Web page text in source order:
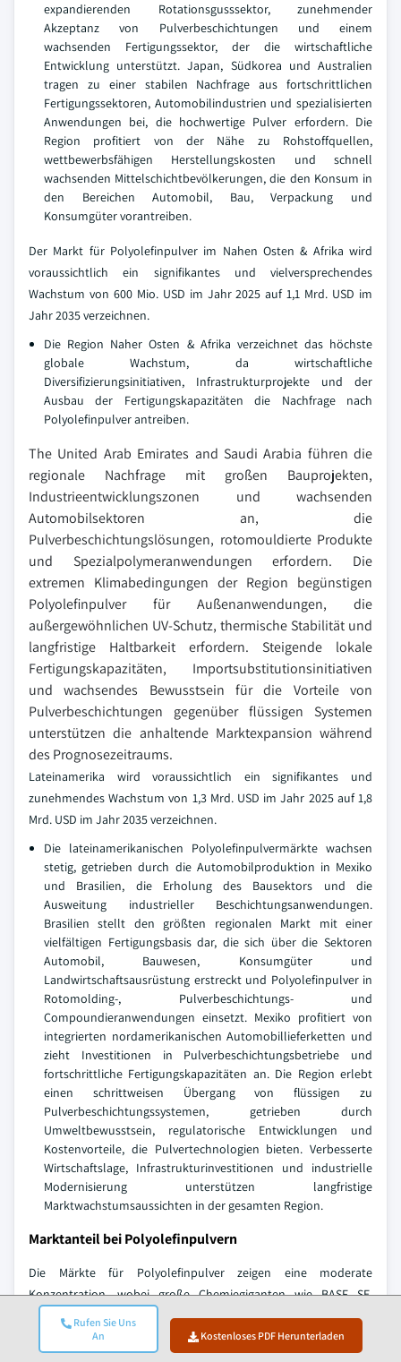
Rufen Sie Uns
An
Kostenloses PDF Herunterladen
expandierenden Rotationsgusssektor, zunehmender
Akzeptanz von Pulverbeschichtungen und einem
wachsenden Fertigungssektor, der die wirtschaftliche
Entwicklung unterstützt. Japan, Südkorea und Australien
tragen zu einer stabilen Nachfrage aus fortschrittlichen
Fertigungssektoren, Automobilindustrien und spezialisierten
Anwendungen bei, die hochwertige Pulver erfordern. Die
Region profitiert von der Nähe zu Rohstoffquellen,
wettbewerbsfähigen Herstellungskosten und schnell
wachsenden Mittelschichtbevölkerungen, die den Konsum in
den Bereichen Automobil, Bau, Verpackung und
Konsumgüter vorantreiben.
Der Markt für Polyolefinpulver im Nahen Osten & Afrika wird
voraussichtlich ein signifikantes und vielversprechendes
Wachstum von 600 Mio. USD im Jahr 2025 auf 1,1 Mrd. USD im
Jahr 2035 verzeichnen.
Die Region Naher Osten & Afrika verzeichnet das höchste
globale Wachstum, da wirtschaftliche
Diversifizierungsinitiativen, Infrastrukturprojekte und der
Ausbau der Fertigungskapazitäten die Nachfrage nach
Polyolefinpulver antreiben.
The United Arab Emirates and Saudi Arabia führen die
regionale Nachfrage mit großen Bauprojekten,
Industrieentwicklungszonen und wachsenden
Automobilsektoren an, die
Pulverbeschichtungslösungen, rotomouldierte Produkte
und Spezialpolymeranwendungen erfordern. Die
extremen Klimabedingungen der Region begünstigen
Polyolefinpulver für Außenanwendungen, die
außergewöhnlichen UV-Schutz, thermische Stabilität und
langfristige Haltbarkeit erfordern. Steigende lokale
Fertigungskapazitäten, Importsubstitutionsinitiativen
und wachsendes Bewusstsein für die Vorteile von
Pulverbeschichtungen gegenüber flüssigen Systemen
unterstützen die anhaltende Marktexpansion während
des Prognosezeitraums.
Lateinamerika wird voraussichtlich ein signifikantes und
zunehmendes Wachstum von 1,3 Mrd. USD im Jahr 2025 auf 1,8
Mrd. USD im Jahr 2035 verzeichnen.
Die lateinamerikanischen Polyolefinpulvermärkte wachsen
stetig, getrieben durch die Automobilproduktion in Mexiko
und Brasilien, die Erholung des Bausektors und die
Ausweitung industrieller Beschichtungsanwendungen.
Brasilien stellt den größten regionalen Markt mit einer
vielfältigen Fertigungsbasis dar, die sich über die Sektoren
Automobil, Bauwesen, Konsumgüter und
Landwirtschaftsausrüstung erstreckt und Polyolefinpulver in
Rotomolding-, Pulverbeschichtungs- und
Compoundieranwendungen einsetzt. Mexiko profitiert von
integrierten nordamerikanischen Automobillieferketten und
zieht Investitionen in Pulverbeschichtungsbetriebe und
fortschrittliche Fertigungskapazitäten an. Die Region erlebt
einen schrittweisen Übergang von flüssigen zu
Pulverbeschichtungssystemen, getrieben durch
Umweltbewusstsein, regulatorische Entwicklungen und
Kostenvorteile, die Pulvertechnologien bieten. Verbesserte
Wirtschaftslage, Infrastrukturinvestitionen und industrielle
Modernisierung unterstützen langfristige
Marktwachstumsaussichten in der gesamten Region.
Marktanteil bei Polyolefinpulvern
Die Märkte für Polyolefinpulver zeigen eine moderate
Konzentration, wobei große Chemiegiganten wie BASF SE,
LyondellBasell Industries N.V., SABIC, Braskem S.A. und Westlake
Chemical Corporation zusammen 51,3 % des Marktanteils
halten, wobei BASF SE 2025 mit 14,8 % Marktanteil führt. Die